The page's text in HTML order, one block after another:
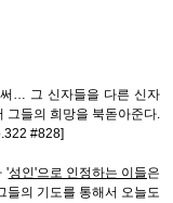
… 그 신자들을 다른 신자
그들의 희망을 북돋아준다.
#828]
'성인'으로 인정하는 이들은
들의 기도를 통해서 오늘도